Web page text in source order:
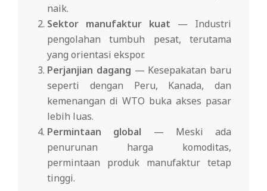
naik.
Sektor manufaktur kuat — Industri
pengolahan tumbuh pesat, terutama
yang orientasi ekspor.
Perjanjian dagang — Kesepakatan baru
seperti dengan Peru, Kanada, dan
kemenangan di WTO buka akses pasar
lebih luas.
Permintaan global — Meski ada
penurunan harga komoditas,
permintaan produk manufaktur tetap
tinggi.